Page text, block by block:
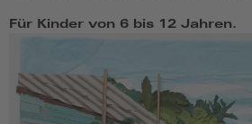
Für Kinder von 6 bis 12 Jahren.